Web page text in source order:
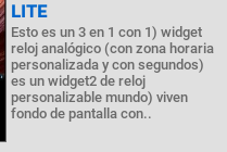
LITE
Esto es un 3 en 1 con 1) widget
reloj analógico (con zona horaria
personalizada y con segundos)
es un widget2 de reloj
personalizable mundo) viven
fondo de pantalla con..